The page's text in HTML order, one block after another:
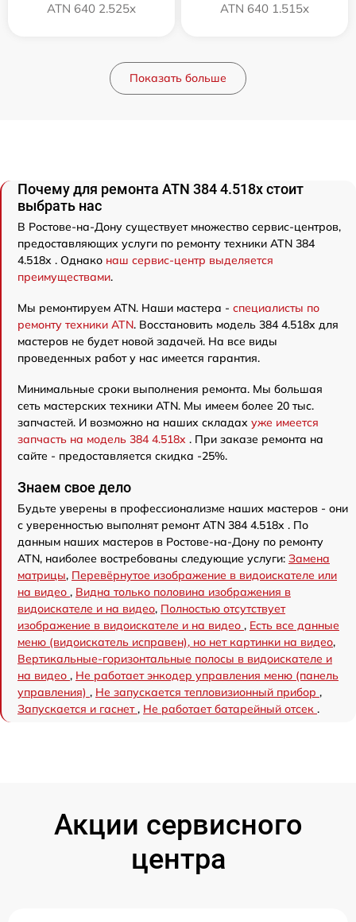
ATN 640 2.525x ATN 640 1.515x
Показать больше
Почему для ремонта ATN 384 4.518x стоит
выбрать нас
В Ростове-на-Дону существует множество сервис-центров,
предоставляющих услуги по ремонту техники ATN 384
4.518x . Однако наш сервис-центр выделяется
преимуществами.
Мы ремонтируем ATN. Наши мастера - специалисты по
ремонту техники ATN. Восстановить модель 384 4.518x для
мастеров не будет новой задачей. На все виды
проведенных работ у нас имеется гарантия.
Минимальные сроки выполнения ремонта. Мы большая
сеть мастерских техники ATN. Мы имеем более 20 тыс.
запчастей. И возможно на наших складах уже имеется
запчасть на модель 384 4.518x . При заказе ремонта на
сайте - предоставляется скидка -25%.
Знаем свое дело
Будьте уверены в профессионализме наших мастеров - они
с уверенностью выполнят ремонт ATN 384 4.518x . По
данным наших мастеров в Ростове-на-Дону по ремонту
ATN, наиболее востребованы следующие услуги: Замена
матрицы, Перевёрнутое изображение в видоискателе или
на видео , Видна только половина изображения в
видоискателе и на видео, Полностью отсутствует
изображение в видоискателе и на видео , Есть все данные
меню (видоискатель исправен), но нет картинки на видео,
Вертикальные-горизонтальные полосы в видоискателе и
на видео , Не работает энкодер управления меню (панель
управления) , Не запускается тепловизионный прибор ,
Запускается и гаснет , Не работает батарейный отсек .
Акции сервисного
центра